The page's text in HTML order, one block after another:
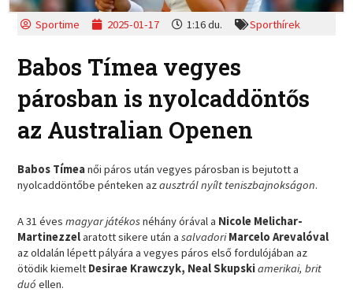
Sportime 2025-01-17 1:16 du. Sporthírek
Babos Tímea vegyes
párosban is nyolcaddöntős
az Australian Openen
Babos Tímeanői páros után vegyes párosban is bejutott a
nyolcaddöntőbe pénteken azausztrál nyílt teniszbajnokságon.
A 31 évesmagyar játékosnéhány órával a Nicole Melichar-
Martinezzelaratott sikere után asalvadori Marcelo Arevalóval
az oldalán lépett pályára a vegyes páros első fordulójában az
ötödik kiemelt Desirae Krawczyk, Neal Skupskiamerikai, brit
duó ellen.